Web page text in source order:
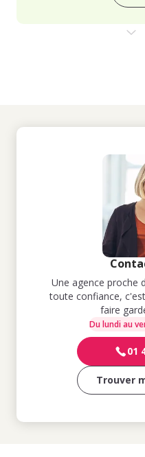
Une agence proche
toute confiance,
faire
Du lundi au
01
Trouver